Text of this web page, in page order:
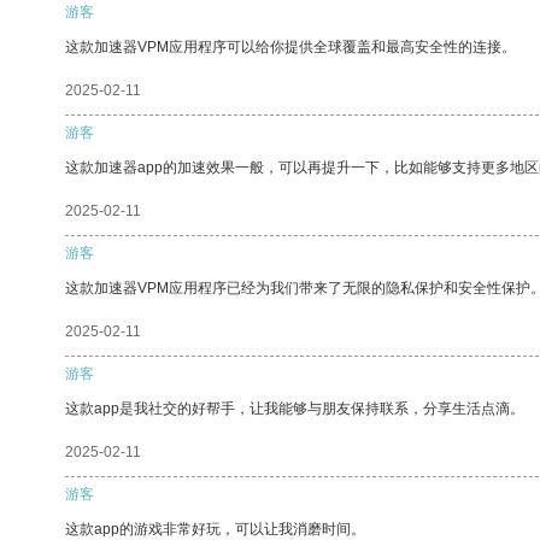
游客
这款加速器VPM应用程序可以给你提供全球覆盖和最高安全性的连接。
2025-02-11
游客
这款加速器app的加速效果一般，可以再提升一下，比如能够支持更多地区
2025-02-11
游客
这款加速器VPM应用程序已经为我们带来了无限的隐私保护和安全性保护。
2025-02-11
游客
这款app是我社交的好帮手，让我能够与朋友保持联系，分享生活点滴。
2025-02-11
游客
这款app的游戏非常好玩，可以让我消磨时间。